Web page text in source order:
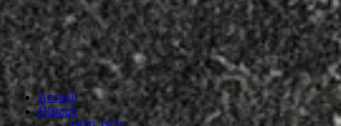
Accueil
Histoire